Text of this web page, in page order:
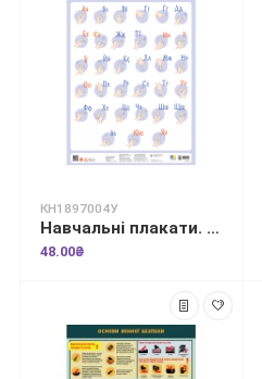
КН1897004У
Навчальні плакати. Дактильна абетка
48.00₴